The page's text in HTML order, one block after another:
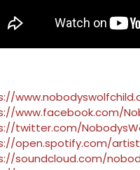
www.facebook.com/
twitter.com/
open.spotify.com/artist/
soundcloud.com/